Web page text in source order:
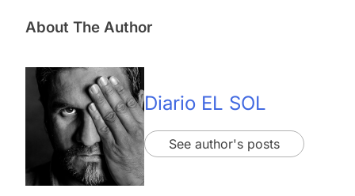
About The Author
Diario EL SOL
See author's posts